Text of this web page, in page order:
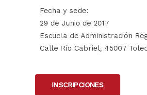
Fecha y sede:
29 de Junio de 2017
Escuela de Administración
Calle Río Cabriel, 45007
INSCRIPCIONES